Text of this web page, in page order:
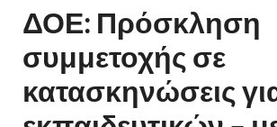
ΔΟΕ: Πρόσκληση
συμμετοχής σε
κατασκηνώσεις